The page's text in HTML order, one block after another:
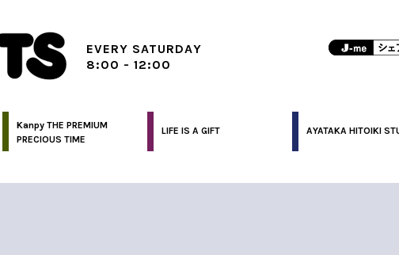
EVERY SATURDAY
8:00 - 12:00
Kanpy THE PREMIUM
PRECIOUS TIME
LIFE IS A GIFT AYATAKA HITOIKI